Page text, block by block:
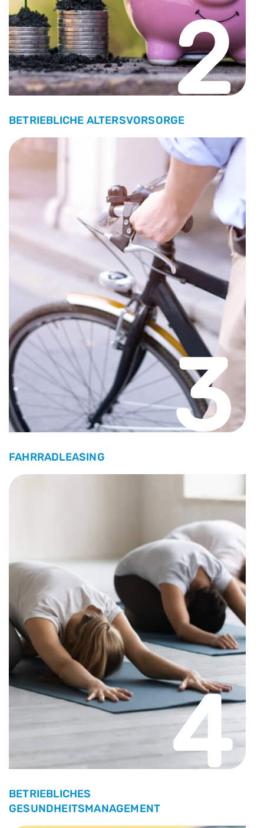
2
BETRIEBLICHE ALTERSVORSORGE
3
FAHRRADLEASING
4
BETRIEBLICHES
GESUNDHEITSMANAGEMENT